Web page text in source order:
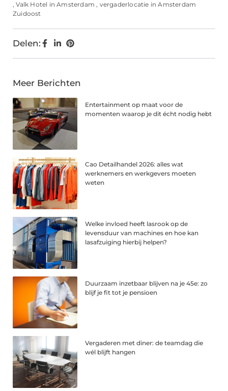
,Valk Hotel in Amsterdam , vergaderlocatie in Amsterdam
Zuidoost
Delen:
Meer Berichten
Entertainment op maat voor de
momenten waarop je dit écht nodig hebt
Cao Detailhandel 2026: alles wat
werknemers en werkgevers moeten
weten
Welke invloed heeft lasrook op de
levensduur van machines en hoe kan
lasafzuiging hierbij helpen?
Duurzaam inzetbaar blijven na je 45e: zo
blijf je fit tot je pensioen
Vergaderen met diner: de teamdag die
wél blijft hangen